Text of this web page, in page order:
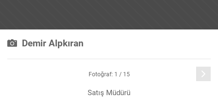
Demir Alpkıran
Fotoğraf: 1 / 15
Satış Müdürü